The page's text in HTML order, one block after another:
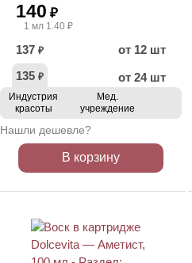
140 ₽
1 мл 1.40 ₽
137 ₽
от 12 шт
135 ₽ от 24 шт
Индустрия
красоты
Мед.
учреждение
Нашли дешевле?
В корзину